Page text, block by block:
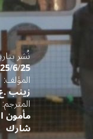
نُشر
25/6/25
المؤلف:
زينب
المترجم:
مأمون
شارك